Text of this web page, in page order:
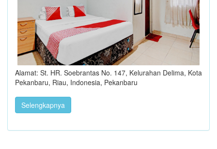
Alamat: St. HR. Soebrantas No. 147, Kelurahan Delima, Kota
Pekanbaru, Riau, Indonesia, Pekanbaru
Selengkapnya